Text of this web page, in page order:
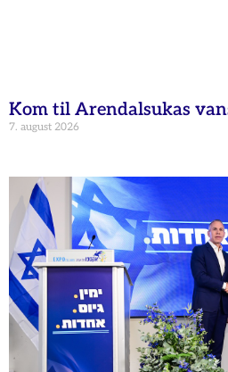
Kom til Arendalsukas
7. august 2026